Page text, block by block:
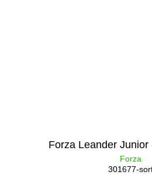
Forza Leander
Forza
301677-